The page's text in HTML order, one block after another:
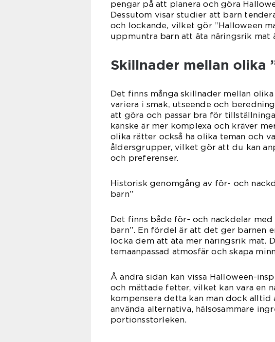
pengar på att planera och göra
Dessutom visar studier att barn
och lockande, vilket gör ”Halloween
uppmuntra barn att äta näringsrik mat
Skillnader mellan olika
Det finns många skillnader mellan
variera i smak, utseende och
att göra och passar bra för
kanske är mer komplexa och kräver
olika rätter också ha olika teman och
åldersgrupper, vilket gör att du kan
och preferenser.
Historisk genomgång av för- och
barn”
Det finns både för- och nackdelar
barn”. En fördel är att det ger barnen
locka dem att äta mer näringsrik mat.
temaanpassad atmosfär och skapa
Å andra sidan kan vissa Halloween-
och mättade fetter, vilket kan vara en
kompensera detta kan man dock alltid
använda alternativa, hälsosammare
portionsstorleken.